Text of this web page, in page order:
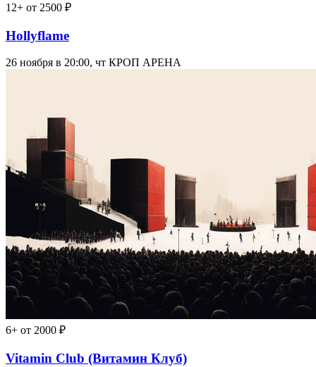
12+ от 2500 ₽
Hollyflame
26 ноября в 20:00, чт КРОП АРЕНА
6+ от 2000 ₽
Vitamin Club (Витамин Клуб)